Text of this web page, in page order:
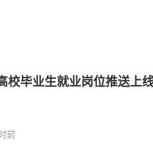
校毕业生就业岗位推送上线
前